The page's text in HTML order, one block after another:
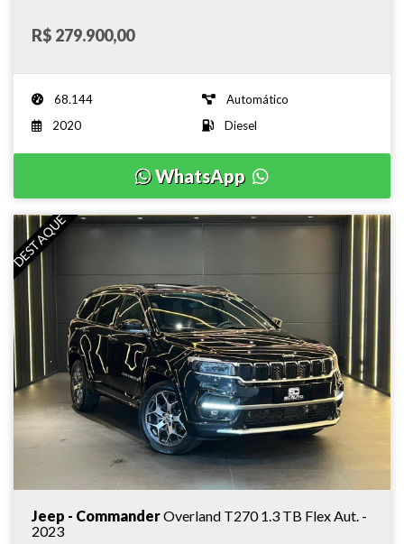
R$ 279.900,00
68.144
Automático
2020
Diesel
WhatsApp
DESTAQUE
Jeep - CommanderOverland T270 1.3 TB Flex Aut. -
2023